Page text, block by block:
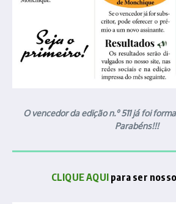
O vencedor da edição n.º 511 já foi
Parabéns!!!
CLIQUE AQUI para ser